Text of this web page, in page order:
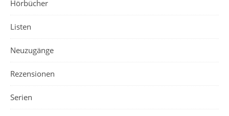
Hörbücher
Listen
Neuzugänge
Rezensionen
Serien